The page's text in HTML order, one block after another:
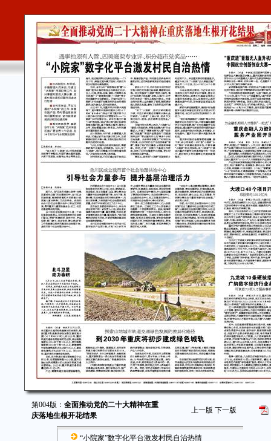
第004版： 全面推动党的二十大精神在重
庆落地生根开花结果
上一版 下一版
“小院家”数字化平台激发村民自治热情